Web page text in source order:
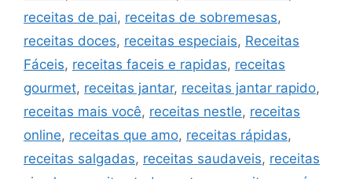
receitas de pai, receitas de sobremesas,
receitas doces, receitas especiais, Receitas
Fáceis, receitas faceis e rapidas, receitas
gourmet, receitas jantar, receitas jantar rapido,
receitas mais você, receitas nestle, receitas
online, receitas que amo, receitas rápidas,
receitas salgadas, receitas saudaveis, receitas